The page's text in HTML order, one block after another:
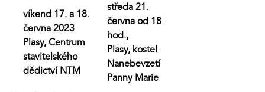
víkend 17. a 18.
června 2023
Plasy, Centrum
stavitelského
dědictví NTM
středa 21.
června od 18
hod.,
Plasy, kostel
Nanebevzetí
Panny Marie